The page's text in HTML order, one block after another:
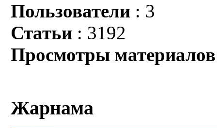
Пользователи : 3
Статьи : 3192
Просмотры материалов
Жарнама